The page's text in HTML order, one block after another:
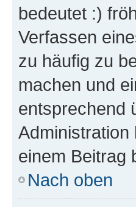
bedeutet :)
Verfassen
zu häufig zu
machen und
entsprechend
Administration
einem Beitrag
Nach oben